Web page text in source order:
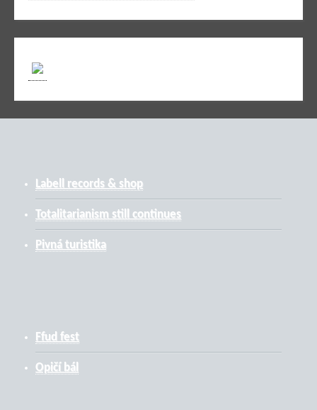
Labell records & shop
Totalitarianism still continues
Pivná turistika
Ffud fest
Opičí bál